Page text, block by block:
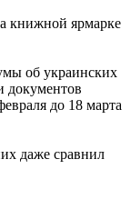
книжной ярмарке
об украинских
документов
до 18 марта
даже сравнил